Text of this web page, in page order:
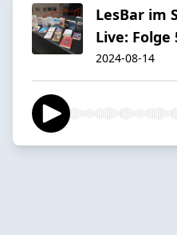
LesBar im
Live: Folge
2024-08-14